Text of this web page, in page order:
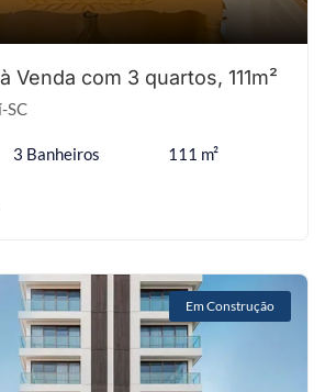
Venda com 3 quartos, 111m²
SC
3 Banheiros 111 m²
Em Construção